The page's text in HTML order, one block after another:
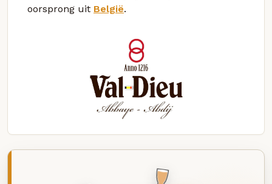
oorsprong uit België.